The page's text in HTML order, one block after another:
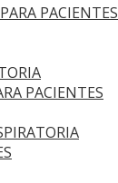
PACIENTES
PACIENTES